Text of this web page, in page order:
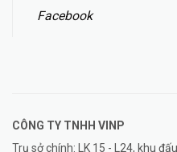
Facebook
CÔNG TY TNHH VINP
Trụ sở chính: LK 15 - L24, khu